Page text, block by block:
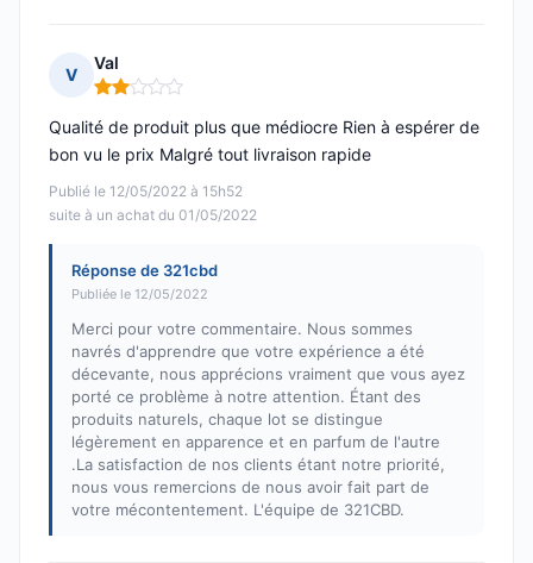
V
Val
Note : 2 sur 5
Publié le 12/05/2022 à 15h52
suite à un achat du 01/05/2022
Qualité de produit plus que médiocre Rien à espérer de
bon vu le prix Malgré tout livraison rapide
Réponse de 321cbd
Publiée le 12/05/2022
Merci pour votre commentaire. Nous sommes
navrés d'apprendre que votre expérience a été
décevante, nous apprécions vraiment que vous ayez
porté ce problème à notre attention. Étant des
produits naturels, chaque lot se distingue
légèrement en apparence et en parfum de l'autre
.La satisfaction de nos clients étant notre priorité,
nous vous remercions de nous avoir fait part de
votre mécontentement. L'équipe de 321CBD.